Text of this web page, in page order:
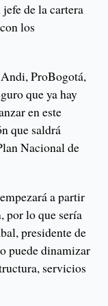
de la cartera
los
ProBogotá,
que ya hay
en este
que saldrá
Nacional de
a partir
por lo que sería
presidente de
puede dinamizar
servicios